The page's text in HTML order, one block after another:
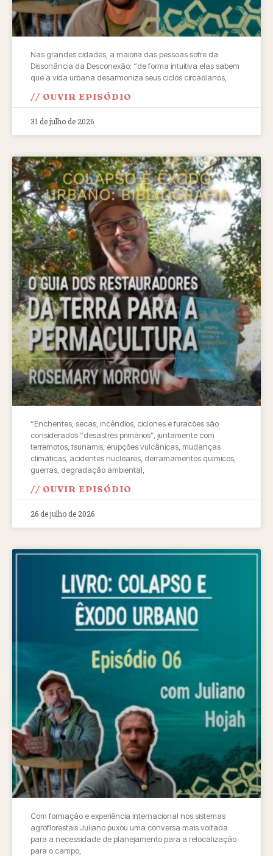
Nas grandes cidades, a maioria das pessoas sofre da
Dissonância da Desconexão: “de forma intuitiva elas sabem
que a vida urbana desarmoniza seus ciclos circadianos,
// OUVIR EPISÓDIO
31 de julho de 2026
“Enchentes, secas, incêndios, ciclones e furacões são
considerados “desastres primários”, juntamente com
terremotos, tsunamis, erupções vulcânicas, mudanças
climáticas, acidentes nucleares, derramamentos químicos,
guerras, degradação ambiental,
// OUVIR EPISÓDIO
26 de julho de 2026
Com formação e experiência internacional nos sistemas
agroflorestais Juliano puxou uma conversa mais voltada
para a necessidade de planejamento para a relocalização
para o campo,